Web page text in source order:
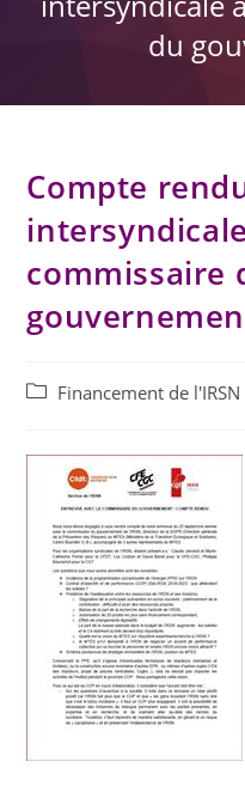
du
Compte
commissaire
Financement de l'IRSN